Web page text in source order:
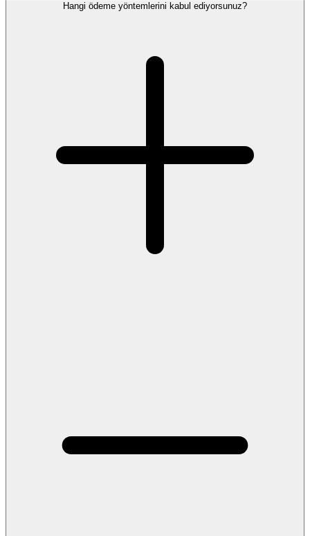
Hangi ödeme yöntemlerini kabul ediyorsunuz?